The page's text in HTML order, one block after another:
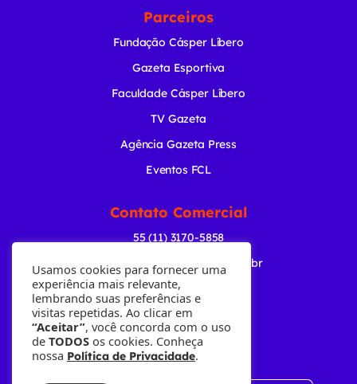
Parceiros
Fundação Cásper Líbero
Gazeta Esportiva
Faculdade Cásper Líbero
TV Gazeta
Agência Gazeta Press
Eventos FCL
Contato Comercial
55 (11) 3170-5858
comercial@radiogazeta.com.br
Baixe nosso APP
Usamos cookies para fornecer uma
experiência mais relevante,
lembrando suas preferências e
visitas repetidas. Ao clicar em
“Aceitar”, você concorda com o uso
de TODOS os cookies. Conheça
nossa Política de Privacidade.